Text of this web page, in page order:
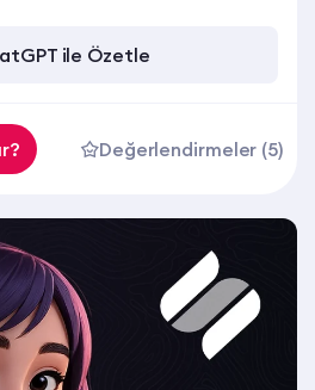
ile Özetle
Değerlendirmeler (5)